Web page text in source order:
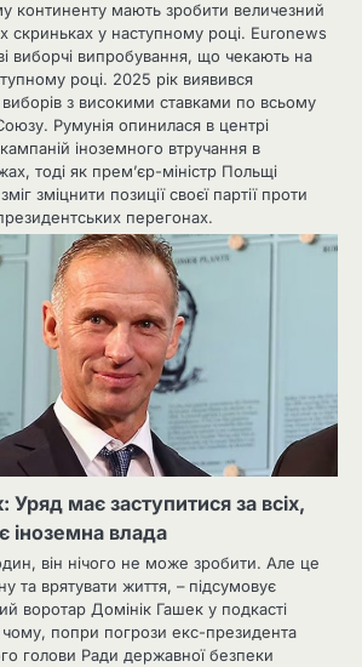
континенту мають зробити величезний
скриньках у наступному році. Euronews
виборчі випробування, що чекають на
році. 2025 рік виявився
з високими ставками по всьому
Румунія опинилася в центрі
іноземного втручання в
тоді як прем’єр-міністр Польщі
зміцнити позиції своєї партії проти
перегонах.
Уряд має заступитися за всіх,
іноземна влада
він нічого не може зробити. Але це
та врятувати життя, – підсумовує
воротар Домінік Гашек у подкасті
попри погрози екс-президента
голови Ради державної безпеки